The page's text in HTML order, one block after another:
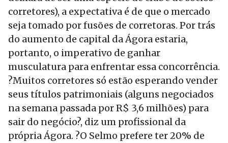
corretores), a expectativa é de que o mercado
seja tomado por fusões de corretoras. Por trás
do aumento de capital da Ágora estaria,
portanto, o imperativo de ganhar
musculatura para enfrentar essa concorrência.
?Muitos corretores só estão esperando vender
seus títulos patrimoniais (alguns negociados
na semana passada por R$ 3,6 milhões) para
sair do negócio?, diz um profissional da
própria Ágora. ?O Selmo prefere ter 20% de